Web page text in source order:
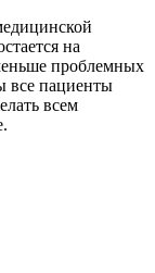
на
проблемных
все пациенты
всем